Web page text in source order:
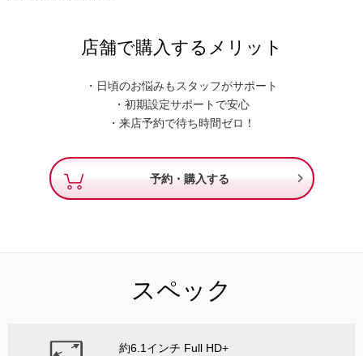
店舗で購入するメリット
・日頃のお悩みもスタッフがサポート
・初期設定サポートで安心
・来店予約で待ち時間ゼロ！
予約・購入する 
スペック
約6.1インチ Full HD+